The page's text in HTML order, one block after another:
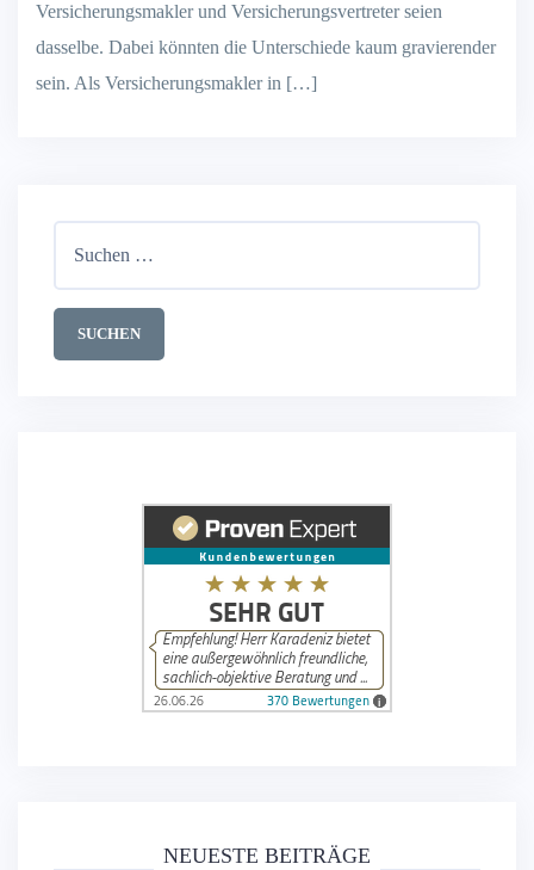
Versicherungsmakler und Versicherungsvertreter seien
dasselbe. Dabei könnten die Unterschiede kaum gravierender
sein. Als Versicherungsmakler in […]
NEUESTE BEITRÄGE